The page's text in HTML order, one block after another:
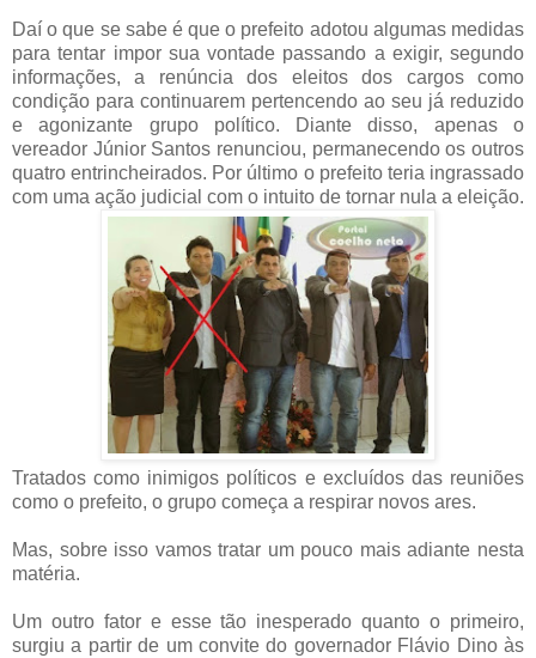
Daí o que se sabe é que o prefeito adotou algumas medidas
para tentar impor sua vontade passando a exigir, segundo
informações, a renúncia dos eleitos dos cargos como
condição para continuarem pertencendo ao seu já reduzido
e agonizante grupo político. Diante disso, apenas o
vereador Júnior Santos renunciou, permanecendo os outros
quatro entrincheirados. Por último o prefeito teria ingrassado
com uma ação judicial com o intuito de tornar nula a eleição.
Tratados como inimigos políticos e excluídos das reuniões
como o prefeito, o grupo começa a respirar novos ares.
Mas, sobre isso vamos tratar um pouco mais adiante nesta
matéria.
Um outro fator e esse tão inesperado quanto o primeiro,
surgiu a partir de um convite do governador Flávio Dino às